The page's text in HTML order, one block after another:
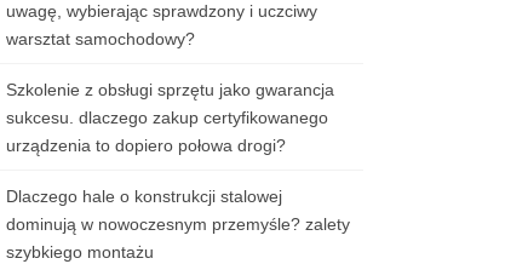
uwagę, wybierając sprawdzony i uczciwy
warsztat samochodowy?
Szkolenie z obsługi sprzętu jako gwarancja
sukcesu. dlaczego zakup certyfikowanego
urządzenia to dopiero połowa drogi?
Dlaczego hale o konstrukcji stalowej
dominują w nowoczesnym przemyśle? zalety
szybkiego montażu